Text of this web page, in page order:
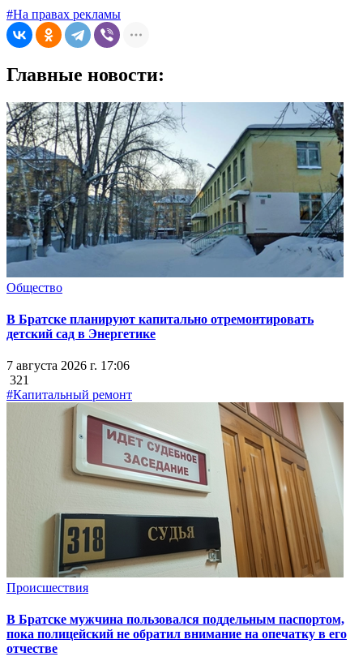
#На правах рекламы
Главные новости:
Общество
В Братске планируют капитально отремонтировать
детский сад в Энергетике
7 августа 2026 г. 17:06
321
#Капитальный ремонт
Происшествия
В Братске мужчина пользовался поддельным паспортом,
пока полицейский не обратил внимание на опечатку в его
отчестве